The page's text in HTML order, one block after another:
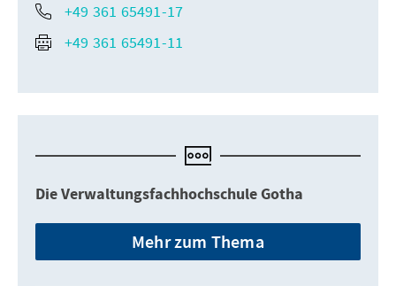
+49 361 65491-17
+49 361 65491-11
Die Verwaltungsfachhochschule Gotha
Mehr zum Thema